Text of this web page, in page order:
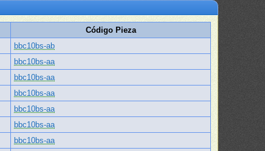
Código Pieza
bbc10bs-ab
bbc10bs-aa
bbc10bs-aa
bbc10bs-aa
bbc10bs-aa
bbc10bs-aa
bbc10bs-aa